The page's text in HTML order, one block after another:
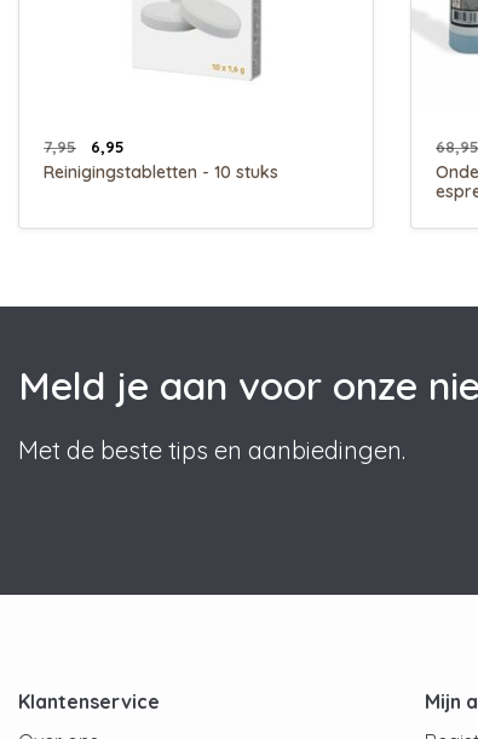
7,95 6,95
Reinigingstabletten - 10 stuks
68,95
Meld je aan voor onze
Met de beste tips en aanbiedingen.
Klantenservice
Mijn